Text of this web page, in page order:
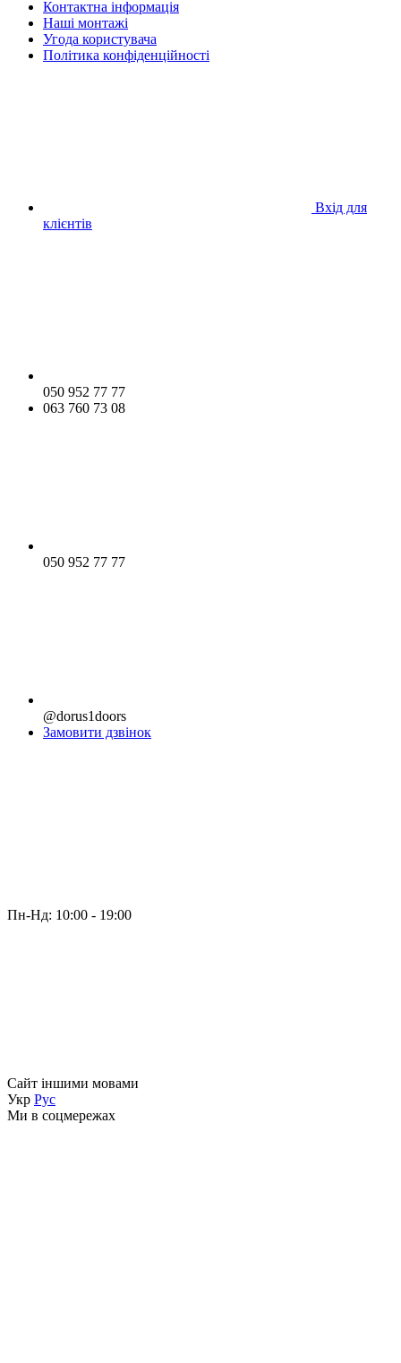
Контактна інформація
Наші монтажі
Угода користувача
Політика конфіденційності
Вхід для
клієнтів
050 952 77 77
063 760 73 08
050 952 77 77
@dorus1doors
Замовити дзвінок
Пн-Нд: 10:00 - 19:00
Сайт іншими мовами
Укр Рус
Ми в соцмережах